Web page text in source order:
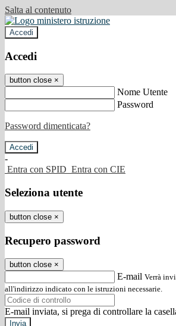
Salta al contenuto
Accedi
Accedi
button close ×
Nome Utente
Password
Password dimenticata?
-
Entra con SPID Entra con CIE
Seleziona utente
button close ×
Recupero password
button close ×
E-mail Verrà
all'indirizzo indicato con le istruzioni necessarie.
E-mail inviata, si prega di controllare la